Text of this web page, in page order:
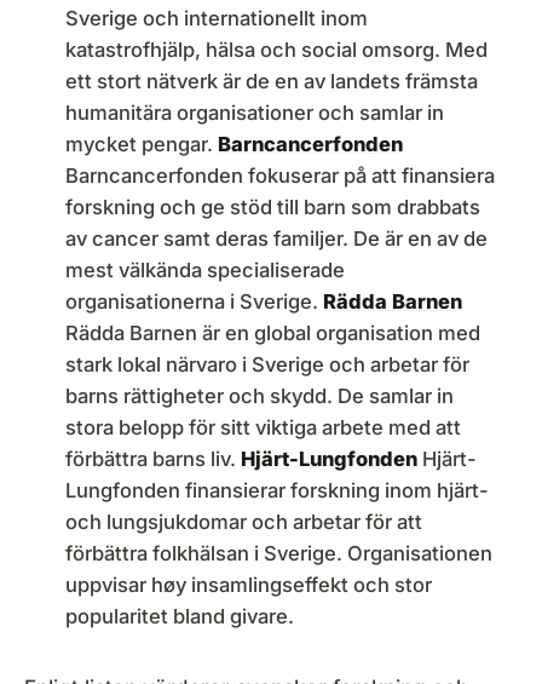
Sverige och internationellt inom
katastrofhjälp, hälsa och social omsorg. Med
ett stort nätverk är de en av landets främsta
humanitära organisationer och samlar in
mycket pengar. Barncancerfonden
Barncancerfonden fokuserar på att finansiera
forskning och ge stöd till barn som drabbats
av cancer samt deras familjer. De är en av de
mest välkända specialiserade
organisationerna i Sverige. Rädda Barnen
Rädda Barnen är en global organisation med
stark lokal närvaro i Sverige och arbetar för
barns rättigheter och skydd. De samlar in
stora belopp för sitt viktiga arbete med att
förbättra barns liv. Hjärt-Lungfonden Hjärt-
Lungfonden finansierar forskning inom hjärt-
och lungsjukdomar och arbetar för att
förbättra folkhälsan i Sverige. Organisationen
uppvisar høy insamlingseffekt och stor
popularitet bland givare.